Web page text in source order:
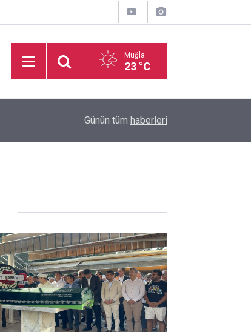
Muğla
23 °C
Basketbol Süper Ligi’nde yeni sezonun fikstür
Günün tüm haberleri